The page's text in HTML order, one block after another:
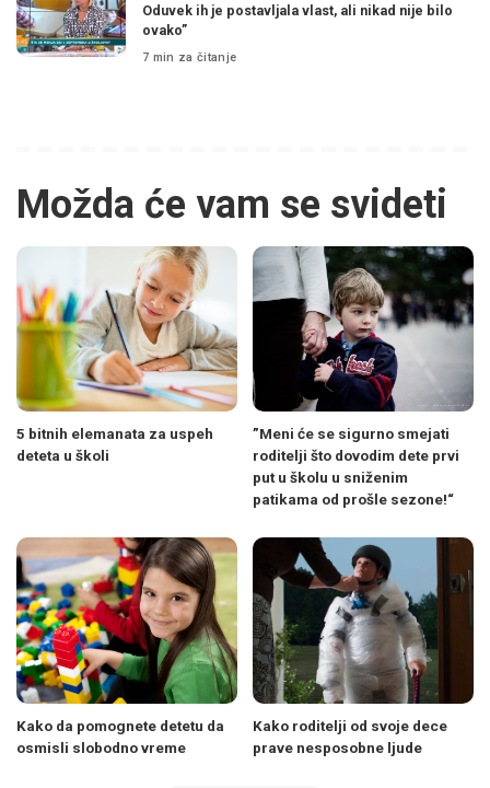
Oduvek ih je postavljala vlast, ali nikad nije bilo
ovako”
7 min za čitanje
Možda će vam se svideti
5 bitnih elemanata za uspeh
deteta u školi
”Meni će se sigurno smejati
roditelji što dovodim dete prvi
put u školu u sniženim
patikama od prošle sezone!“
Kako da pomognete detetu da
osmisli slobodno vreme
Kako roditelji od svoje dece
prave nesposobne ljude